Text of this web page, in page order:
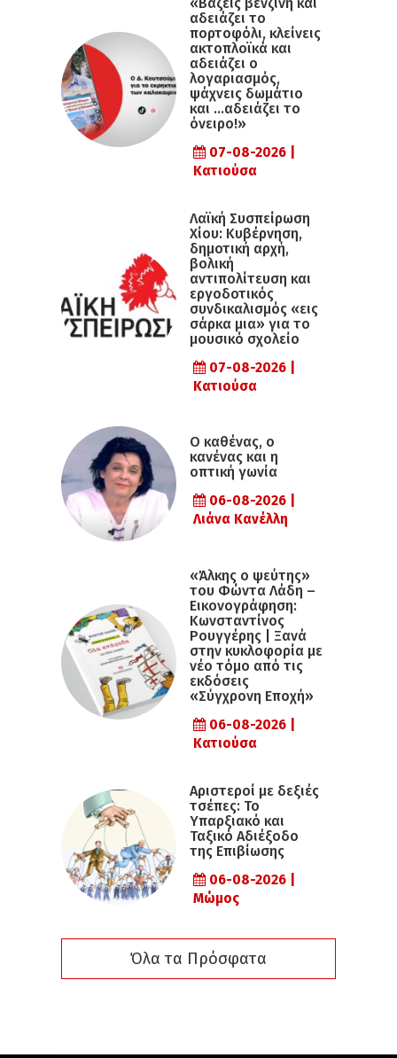
αδειάζει το
πορτοφόλι, κλείνεις
ακτοπλοϊκά και
αδειάζει ο
λογαριασμός,
ψάχνεις δωμάτιο
και …αδειάζει το
όνειρο!»
07-08-2026 |
Κατιούσα
Λαϊκή Συσπείρωση
Χίου: Κυβέρνηση,
δημοτική αρχή,
βολική
αντιπολίτευση και
εργοδοτικός
συνδικαλισμός «εις
σάρκα μια» για το
μουσικό σχολείο
07-08-2026 |
Κατιούσα
Ο καθένας, ο
κανένας και η
οπτική γωνία
06-08-2026 |
Λιάνα Κανέλλη
«Άλκης ο ψεύτης»
του Φώντα Λάδη –
Εικονογράφηση:
Κωνσταντίνος
Ρουγγέρης | Ξανά
στην κυκλοφορία με
νέο τόμο από τις
εκδόσεις
«Σύγχρονη Εποχή»
06-08-2026 |
Κατιούσα
Αριστεροί με δεξιές
τσέπες: Το
Υπαρξιακό και
Ταξικό Αδιέξοδο
της Επιβίωσης
06-08-2026 |
Μώμος
Όλα τα Πρόσφατα